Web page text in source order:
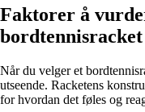
Faktorer å
bordtennisracket
Når du velger et
utseende. Racketens
for hvordan det føles og